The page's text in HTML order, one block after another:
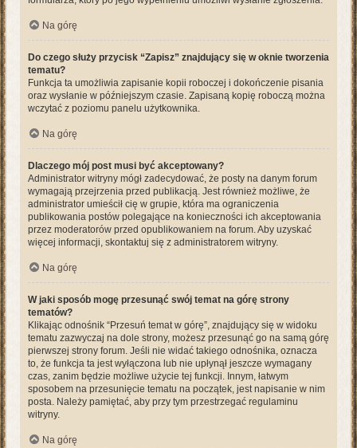
Na górę
Do czego służy przycisk “Zapisz” znajdujący się w oknie tworzenia
tematu?
Funkcja ta umożliwia zapisanie kopii roboczej i dokończenie pisania
oraz wysłanie w późniejszym czasie. Zapisaną kopię roboczą można
wczytać z poziomu panelu użytkownika.
Na górę
Dlaczego mój post musi być akceptowany?
Administrator witryny mógł zadecydować, że posty na danym forum
wymagają przejrzenia przed publikacją. Jest również możliwe, że
administrator umieścił cię w grupie, która ma ograniczenia
publikowania postów polegające na konieczności ich akceptowania
przez moderatorów przed opublikowaniem na forum. Aby uzyskać
więcej informacji, skontaktuj się z administratorem witryny.
Na górę
W jaki sposób mogę przesunąć swój temat na górę strony
tematów?
Klikając odnośnik “Przesuń temat w górę”, znajdujący się w widoku
tematu zazwyczaj na dole strony, możesz przesunąć go na samą górę
pierwszej strony forum. Jeśli nie widać takiego odnośnika, oznacza
to, że funkcja ta jest wyłączona lub nie upłynął jeszcze wymagany
czas, zanim będzie możliwe użycie tej funkcji. Innym, łatwym
sposobem na przesunięcie tematu na początek, jest napisanie w nim
posta. Należy pamiętać, aby przy tym przestrzegać regulaminu
witryny.
Na górę